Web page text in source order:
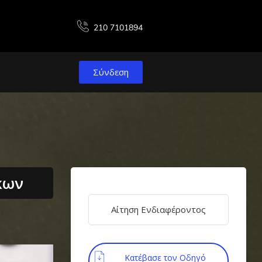
210 7101894
Σύνδεση
Αίτηση Ενδιαφέροντος
Κατέβασε τον Οδηγό